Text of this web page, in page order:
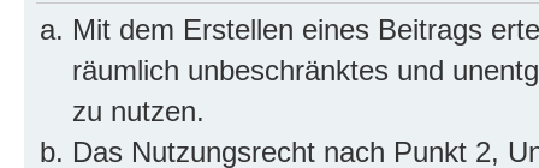
Mit dem Erstellen eines Beitrags
räumlich unbeschränktes und
zu nutzen.
Das Nutzungsrecht nach Punkt 2,